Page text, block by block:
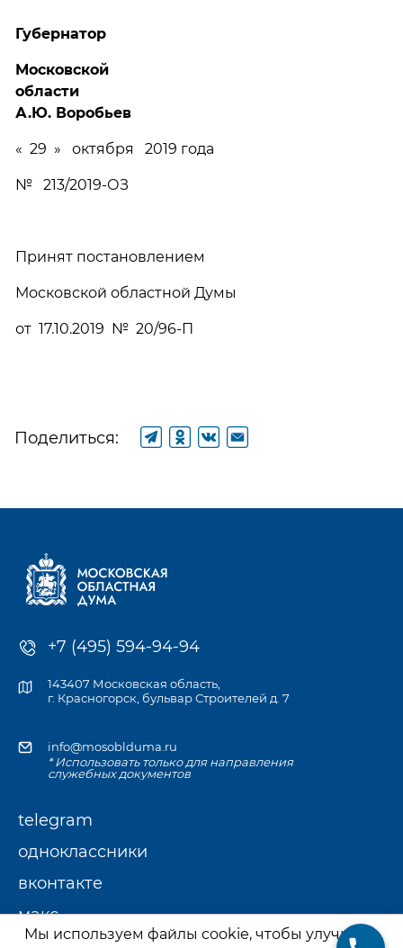
Губернатор
Московской
области
А.Ю. Воробьев
« 29 » октября 2019 года
№ 213/2019-ОЗ
Принят постановлением
Московской областной Думы
от 17.10.2019 № 20/96-П
Поделиться:
Мы используем файлы cookie, чтобы улучшить
+7 (495) 594-94-94
143407 Московская область,
г. Красногорск, бульвар Строителей д. 7
info@mosoblduma.ru
* Использовать только для направления
служебных документов
telegram
одноклассники
вконтакте
макс